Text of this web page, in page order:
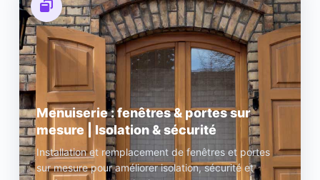
Menuiserie : fenêtres & portes sur
mesure | Isolation & sécurité
Installation et remplacement de fenêtres et portes
sur mesure pour améliorer isolation, sécurité et